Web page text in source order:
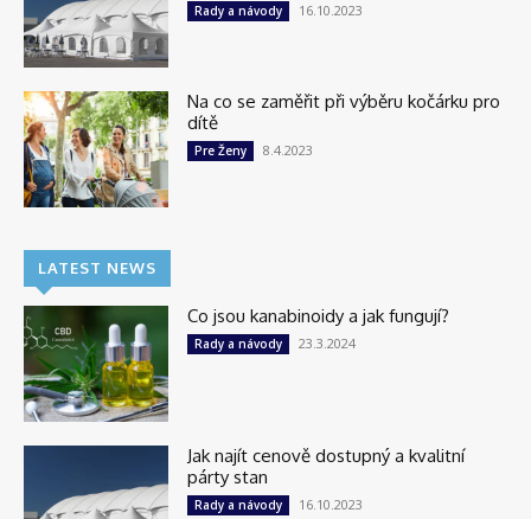
Rady a návody 16.10.2023
Na co se zaměřit při výběru kočárku pro
dítě
Pre Ženy 8.4.2023
LATEST NEWS
Co jsou kanabinoidy a jak fungují?
Rady a návody 23.3.2024
Jak najít cenově dostupný a kvalitní
párty stan
Rady a návody 16.10.2023